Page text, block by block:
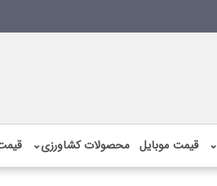
⌄ قیمت موبایل محصولات کشاورزی⌄